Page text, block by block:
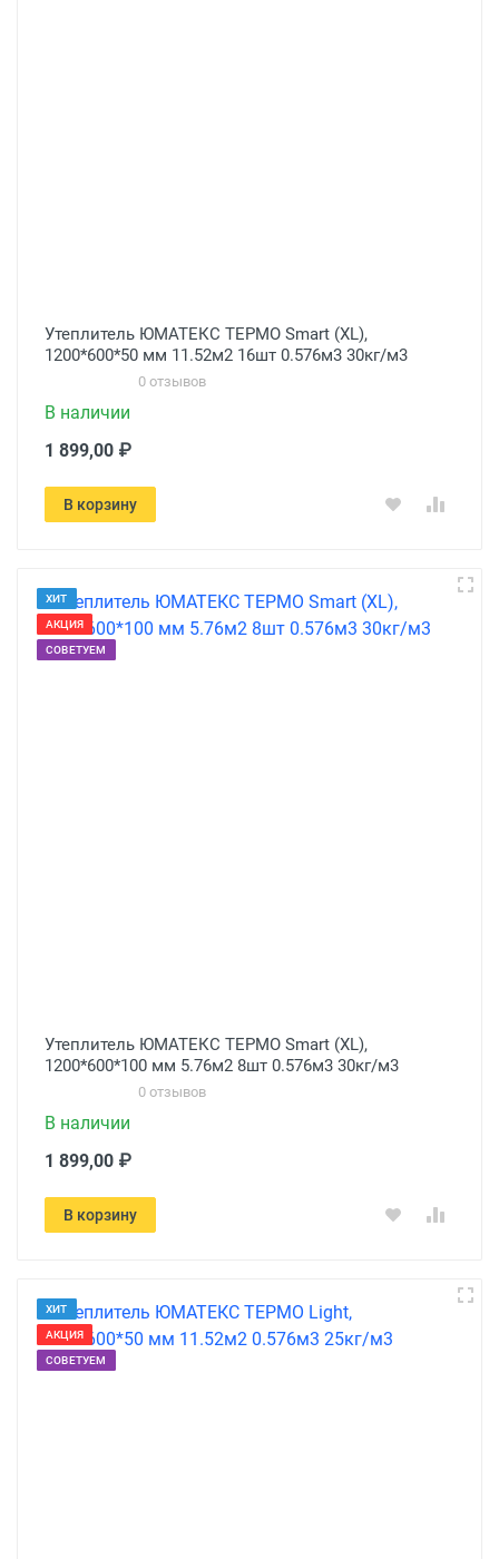
Утеплитель ЮМАТЕКС ТЕРМО Smart (XL),
1200*600*50 мм 11.52м2 16шт 0.576м3 30кг/м3
0 отзывов
В наличии
1 899,00 ₽
В корзину
ХИТ
АКЦИЯ
СОВЕТУЕМ
Утеплитель ЮМАТЕКС ТЕРМО Smart (XL),
1200*600*100 мм 5.76м2 8шт 0.576м3 30кг/м3
0 отзывов
В наличии
1 899,00 ₽
В корзину
ХИТ
АКЦИЯ
СОВЕТУЕМ